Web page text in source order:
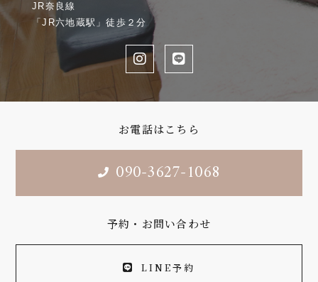
JR奈良線
「JR六地蔵駅」徒歩２分
お電話はこちら
090-3627-1068
予約・お問い合わせ
LINE予約